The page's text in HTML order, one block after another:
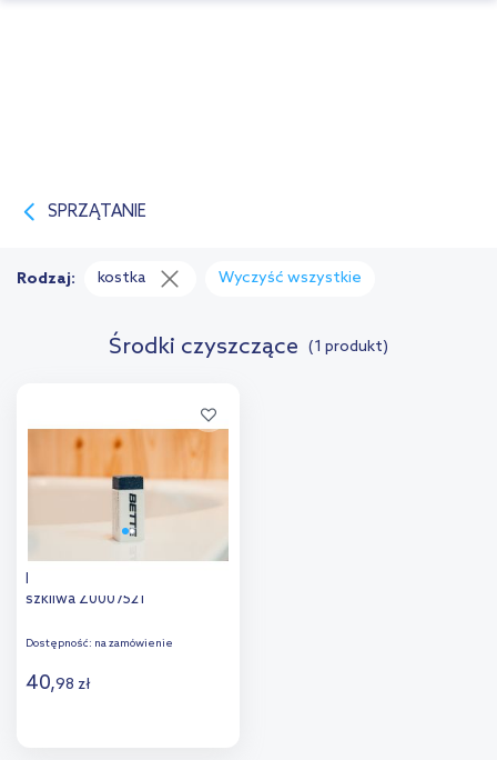
SPRZĄTANIE
Środki czyszczące (1 produkt)
Rodzaj: kostka Wyczyść wszystkie
Bette pisak do pielęgnacji
szkliwa Z0007521
Dostępność: na zamówienie
40,98 zł